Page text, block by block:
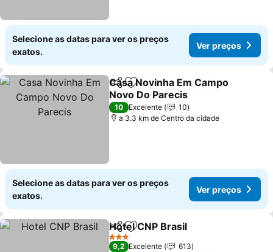
Selecione as datas para ver os preços
exatos.
Ver preços
PartilharAdicionar aos favoritos
Casa Novinha Em Campo
Novo Do Parecis
10 Excelente
10
a 3.3 km de Centro da cidade
Selecione as datas para ver os preços
exatos.
Ver preços
PartilharAdicionar aos favoritos
Hotel CNP Brasil
3 Estrelas
9,2 Excelente
613